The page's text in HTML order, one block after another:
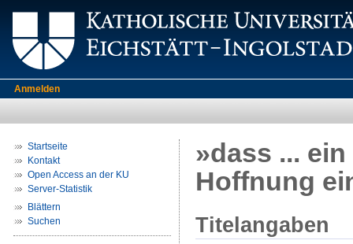
Anmelden
Startseite
Kontakt
Open Access an der KU
Server-Statistik
Blättern
Suchen
»dass ...
Hoffnung
Titelangaben